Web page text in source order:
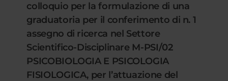
colloquio per la formulazione di una
graduatoria per il conferimento di n. 1
assegno di ricerca nel Settore
Scientifico-Disciplinare M-PSI/02
PSICOBIOLOGIA E PSICOLOGIA
FISIOLOGICA, per l’attuazione del